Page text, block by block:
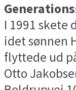
I 1991 skete
idet sønnen
flyttede ud
Otto